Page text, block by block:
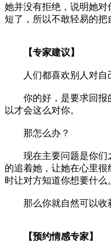
她并没有拒绝，说明她
短了，所以不敢轻易的把
【专家建议】
人们都喜欢别人对自
你的好，是要求回报
以才会这么对你。
那怎么办？
现在主要问题是你们
的追着她，让她在心里
时让对方知道你想要什么
那么你就自然可以收
【预约情感专家】